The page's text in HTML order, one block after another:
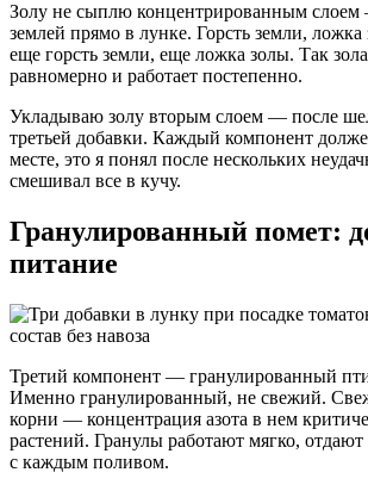
Золу не сыплю концентрированным
землей прямо в лунке. Горсть земли,
еще горсть земли, еще ложка золы. Так зола
равномерно и работает постепенно.
Укладываю золу вторым слоем — после
третьей добавки. Каждый компонент
месте, это я понял после нескольких
смешивал все в кучу.
Гранулированный помет:
питание
Третий компонент — гранулированный
Именно гранулированный, не свежий.
корни — концентрация азота в нем
растений. Гранулы работают мягко,
с каждым поливом.